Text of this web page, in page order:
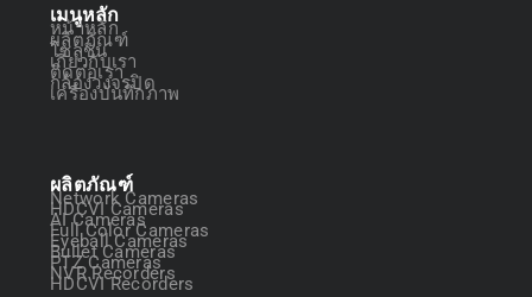
เมนูหลัก
หน้าหลัก
ผลิตภัณฑ์
โซลูชัน
เกี่ยวกับเรา
ติดต่อเรา
กล้องวงจรปิด
เครื่องบันทึกภาพ
ผลิตภัณฑ์
Network Cameras
HDCVI Cameras
AI Cameras
Full Color Cameras
Eyeball Cameras
Bullet Cameras
PTZ Cameras
NVR Recorders
HDCVI Recorders